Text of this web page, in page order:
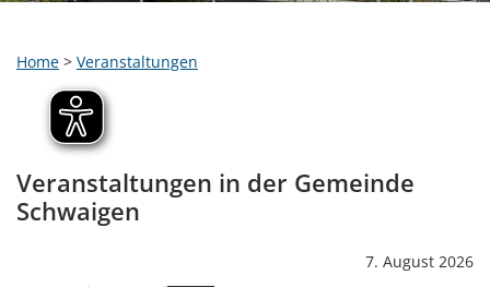
Home > Veranstaltungen
Veranstaltungen in der Gemeinde
Schwaigen
7. August 2026